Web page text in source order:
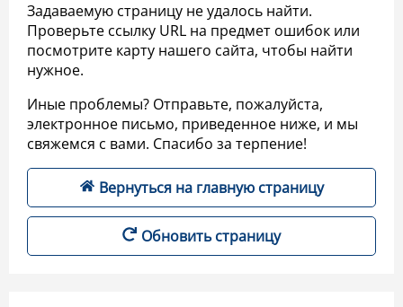
Задаваемую страницу не удалось найти.
Проверьте ссылку URL на предмет ошибок или
посмотрите карту нашего сайта, чтобы найти
нужное.
Иные проблемы? Отправьте, пожалуйста,
электронное письмо, приведенное ниже, и мы
свяжемся с вами. Спасибо за терпение!
Вернуться на главную страницу
Обновить страницу